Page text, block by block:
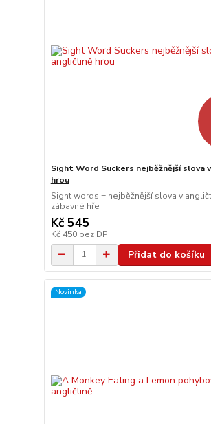
Sight Word Suckers nejběžnější slova
hrou
Sight words = nejběžnější slova v
zábavné hře
Kč 545
Kč 450 bez DPH
Přidat do košíku
Novinka